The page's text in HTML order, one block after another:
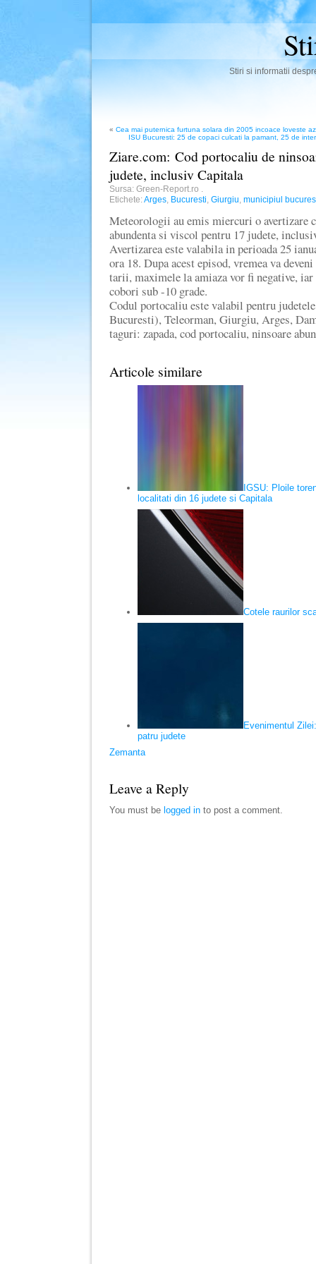
Stiri si informatii
« Cea mai puternica furtuna solara din 2005 incoace loveste
ISU Bucuresti: 25 de copaci culcati la pamant, 25 de
Ziare.com: Cod portocaliu de
judete, inclusiv Capitala
Sursa: Green-Report.ro
Etichete:Arges Bucuresti Giurgiu municipiul
Meteorologii au emis miercuri o avertizare
abundenta si viscol pentru 17 judete,
Avertizarea este valabila in perioada 25
ora 18. Dupa acest episod, vremea va
tarii, maximele la amiaza vor fi negative,
cobori sub -10 grade.
Codul portocaliu este valabil pentru
Bucuresti), Teleorman, Giurgiu, Arges,
taguri: zapada, cod portocaliu, ninsoare
Articole similare
IGSU: Ploile
localitati din 16 judete si Capitala
Cotele raurilor
Evenimentul
patru judete
Zemanta
Leave a Reply
You must be logged in to post a comment.